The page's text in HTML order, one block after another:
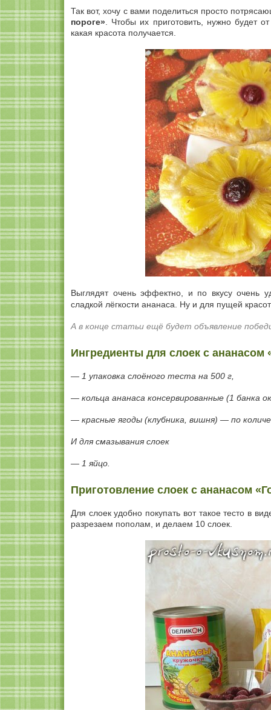
Так вот, хочу с вами поделиться просто
пороге» . Чтобы их приготовить, нужно будет
какая красота получается.
Выглядят очень эффектно, и по вкусу очень
сладкой лёгкости ананаса. Ну и для пущей
А в конце статьи ещё будет объявление
Ингредиенты для слоек с ананасом
— 1 упаковка слоёного теста на 500 г,
— кольца ананаса консервированные (1 банка
— красные ягоды (клубника, вишня) — по
И для смазывания слоек
— 1 яйцо.
Приготовление слоек с ананасом
Для слоек удобно покупать вот такое тесто в
разрезаем пополам, и делаем 10 слоек.